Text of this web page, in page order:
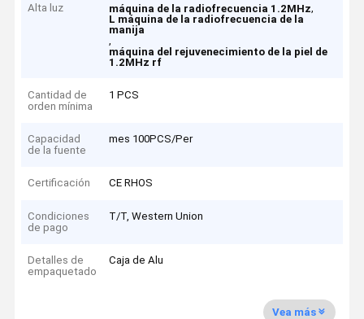
Alta luz máquina de la radiofrecuencia 1.2MHz,
L máquina de la radiofrecuencia de la
manija
,
máquina del rejuvenecimiento de la piel de
1.2MHz rf
Cantidad de
orden mínima
1 PCS
Capacidad
de la fuente
mes 100PCS/Per
Certificación CE RHOS
Condiciones
de pago
T/T, Western Union
Detalles de
empaquetado
Caja de Alu
Vea más